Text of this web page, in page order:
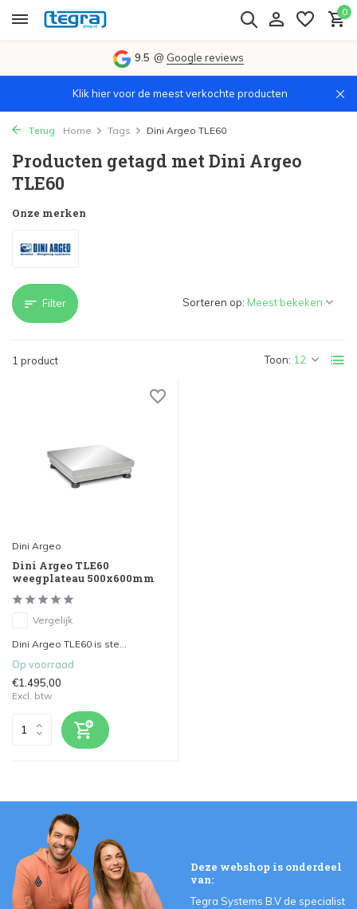
0
9.5 @ Google reviews
Klik hier voor de meest verkochte producten
Terug Home Tags Dini Argeo TLE60
Producten getagd met Dini Argeo
TLE60
Onze merken
Filter
1 product Toon:
Sorteren op:
Dini Argeo
Dini Argeo TLE60
weegplateau 500x600mm
Vergelijk
Dini Argeo TLE60 is ste...
Op voorraad
€1.495,00
Excl. btw
Deze webshop is onderdeel
van:
Tegra Systems B.V de specialist